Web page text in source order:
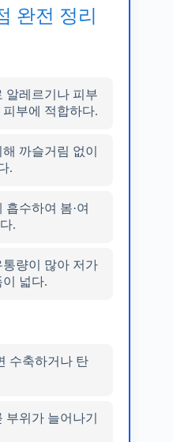
완전 정리
레르기나 피부
부에 적합하다.
까슬거림 없이
.
수하여 봄·여
.
량이 많아 저가
넓다.
수축하거나 탄
위가 늘어나기